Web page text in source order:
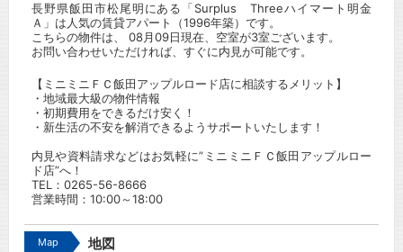
長野県飯田市松尾明にある「Surplus Threeハイマート明金
Ａ」は人気の賃貸アパート（1996年築）です。
こちらの物件は、 08月09日現在、空室が3室ございます。
お問い合わせいただければ、すぐに内見が可能です。
【ミニミニＦＣ飯田アップルロード店に相談するメリット】
・地域最大級の物件情報
・初期費用をできるだけ安く！
・新生活の不安を解消できるようサポートいたします！
内見や資料請求などはお気軽に”ミニミニＦＣ飯田アップルロー
ド店”へ！
TEL： 0265-56-8666
営業時間：10:00～18:00
Map 地図